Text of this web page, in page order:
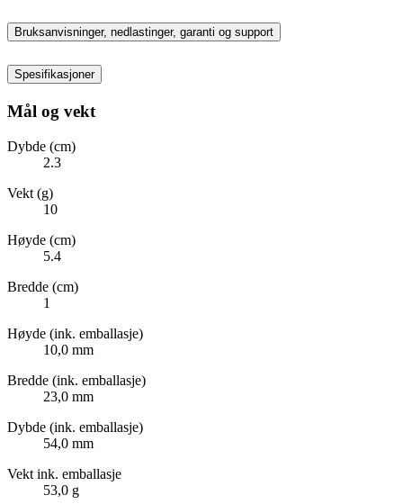
Bruksanvisninger, nedlastinger, garanti og support
Spesifikasjoner
Mål og vekt
Dybde (cm)
2.3
Vekt (g)
10
Høyde (cm)
5.4
Bredde (cm)
1
Høyde (ink. emballasje)
10,0 mm
Bredde (ink. emballasje)
23,0 mm
Dybde (ink. emballasje)
54,0 mm
Vekt ink. emballasje
53,0 g